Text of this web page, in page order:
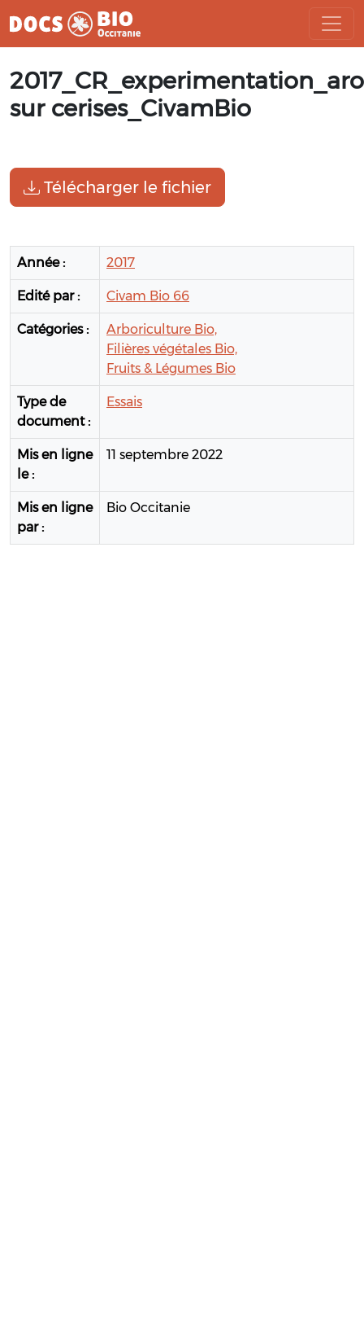
au
sur cerises_CivamBio
Télécharger le fichier
Année : 2017
Edité par : Civam Bio 66
Catégories :
Arboriculture Bio,
Filières végétales Bio,
Fruits & Légumes Bio
Type de
document :
Essais
Mis en ligne
le :
11 septembre 2022
Mis en ligne
par :
Bio Occitanie